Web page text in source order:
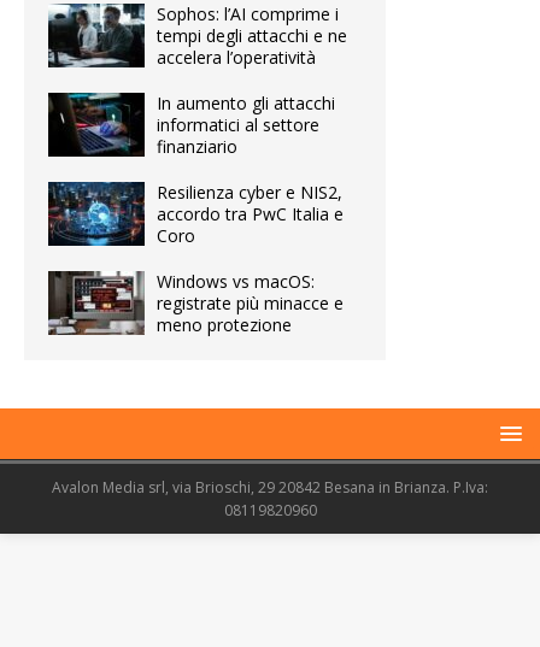
Sophos: l’AI comprime i
tempi degli attacchi e ne
accelera l’operatività
In aumento gli attacchi
informatici al settore
finanziario
Resilienza cyber e NIS2,
accordo tra PwC Italia e
Coro
Windows vs macOS:
registrate più minacce e
meno protezione
Avalon Media srl, via Brioschi, 29 20842 Besana in Brianza. P.Iva:
08119820960